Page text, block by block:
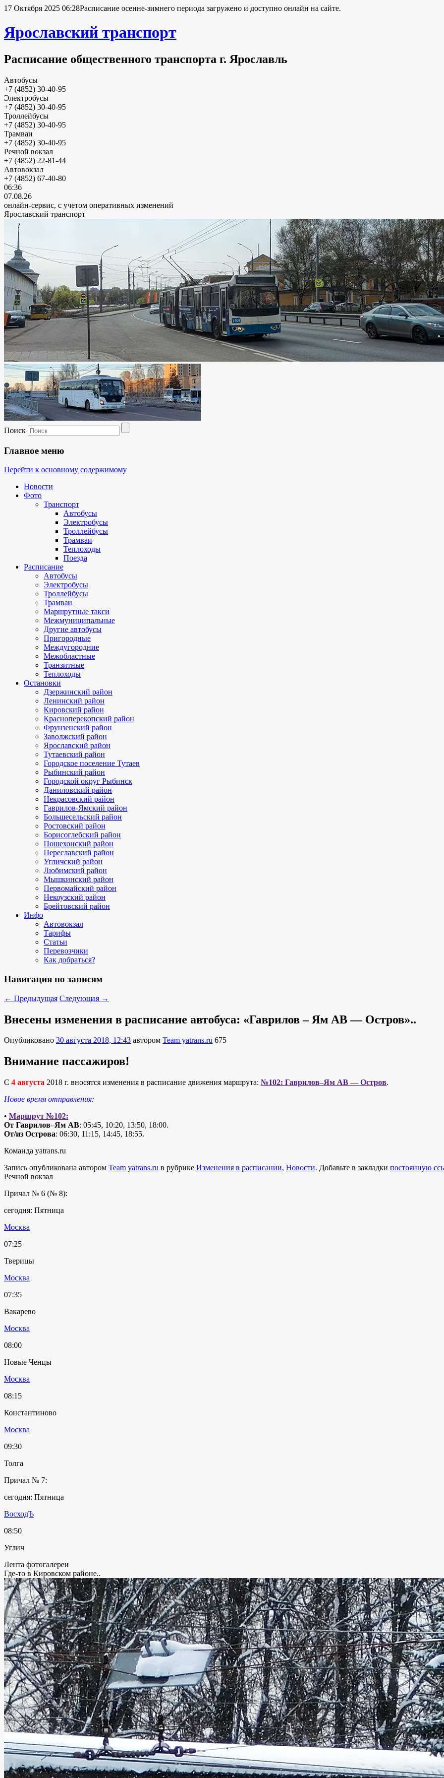
17 Октября 2025 06:28Расписание осенне-зимнего периода загружено и доступно онлайн на сайте.
Ярославский транспорт
Расписание общественного транспорта г. Ярославль
Автобусы
+7 (4852) 30-40-95
Электробусы
+7 (4852) 30-40-95
Троллейбусы
+7 (4852) 30-40-95
Трамваи
+7 (4852) 30-40-95
Речной вокзал
+7 (4852) 22-81-44
Автовокзал
+7 (4852) 67-40-80
06:36
07.08.26
онлайн-сервис, с учетом оперативных изменений
Ярославский транспорт
Поиск
Главное меню
Перейти к основному содержимому
Новости
Фото
Транспорт
Автобусы
Электробусы
Троллейбусы
Трамваи
Теплоходы
Поезда
Расписание
Автобусы
Электробусы
Троллейбусы
Трамваи
Маршрутные такси
Межмуниципальные
Другие автобусы
Пригородные
Междугородние
Межобластные
Транзитные
Теплоходы
Остановки
Дзержинский район
Ленинский район
Кировский район
Красноперекопский район
Фрунзенский район
Заволжский район
Ярославский район
Тутаевский район
Городское поселение Тутаев
Рыбинский район
Городской округ Рыбинск
Даниловский район
Некрасовский район
Гаврилов-Ямский район
Большесельский район
Ростовский район
Борисоглебский район
Пошехонский район
Переславский район
Угличский район
Любимский район
Мышкинский район
Первомайский район
Некоузский район
Брейтовский район
Инфо
Автовокзал
Тарифы
Статьи
Перевозчики
Как добраться?
Навигация по записям
← Предыдущая Следующая →
Внесены изменения в расписание автобуса: «Гаврилов – Ям АВ — Остров»..
Опубликовано 30 августа 2018, 12:43 автором Team yatrans.ru 675
Внимание пассажиров!
C 4 августа 2018 г. вносятся изменения в расписание движения маршрута: №102: Гаврилов–Ям АВ — Остров.
Новое время отправления:
• Маршрут №102:
От Гаврилов–Ям АВ: 05:45, 10:20, 13:50, 18:00.
От/из Острова: 06:30, 11:15, 14:45, 18:55.
Команда yatrans.ru
Запись опубликована автором Team yatrans.ru в рубрике Изменения в расписании, Новости. Добавьте в закладки постоянную
Речной вокзал
Причал № 6 (№ 8):
сегодня: Пятница
Москва
07:25
Тверицы
Москва
07:35
Вакарево
Москва
08:00
Новые Ченцы
Москва
08:15
Константиново
Москва
09:30
Толга
Причал № 7:
сегодня: Пятница
ВосходЪ
08:50
Углич
Лента фотогалереи
Где-то в Кировском районе..